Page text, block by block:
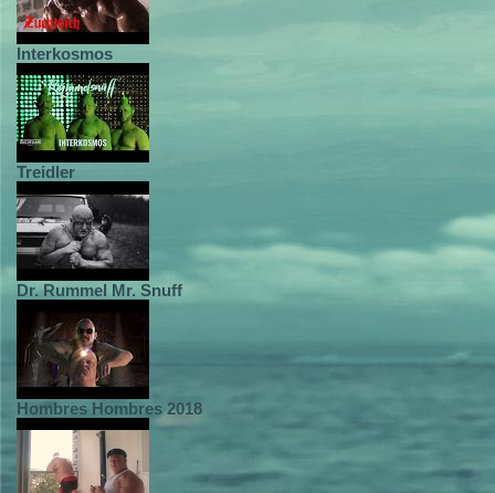
Interkosmos
Treidler
Dr. Rummel Mr. Snuff
Hombres Hombres 2018